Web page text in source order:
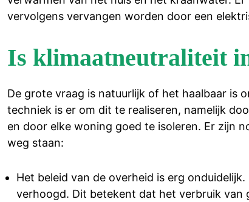
vervolgens vervangen worden door een
Is klimaatneutraliteit
De grote vraag is natuurlijk of het haalbaar is
techniek is er om dit te realiseren, namelijk
en door elke woning goed te isoleren. Er zijn
weg staan:
Het beleid van de overheid is erg
verhoogd. Dit betekent dat het verbruik van